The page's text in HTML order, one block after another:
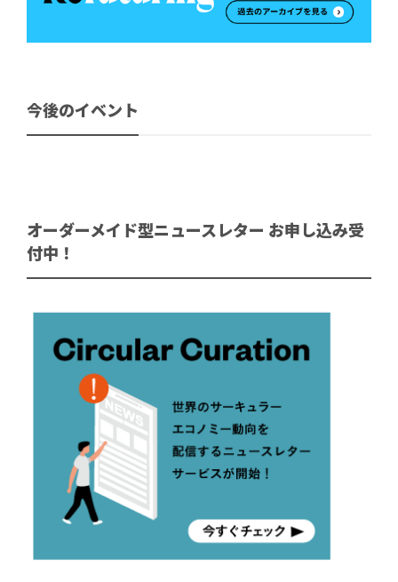
今後のイベント
オーダーメイド型ニュースレター お申し込み受
付中！